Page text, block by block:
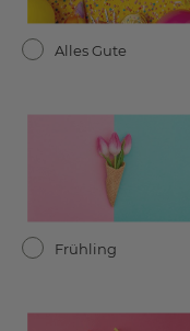
Alles Gute
Frühling